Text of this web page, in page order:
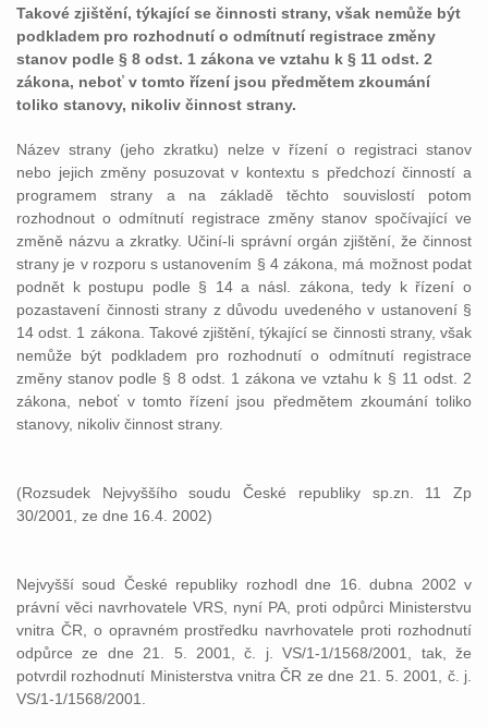
Takové zjištění, týkající se činnosti strany, však nemůže být
podkladem pro rozhodnutí o odmítnutí registrace změny
stanov podle § 8 odst. 1 zákona ve vztahu k § 11 odst. 2
zákona, neboť v tomto řízení jsou předmětem zkoumání
toliko stanovy, nikoliv činnost strany.
Název strany (jeho zkratku) nelze v řízení o registraci stanov
nebo jejich změny posuzovat v kontextu s předchozí činností a
programem strany a na základě těchto souvislostí potom
rozhodnout o odmítnutí registrace změny stanov spočívající ve
změně názvu a zkratky. Učiní-li správní orgán zjištění, že činnost
strany je v rozporu s ustanovením § 4 zákona, má možnost podat
podnět k postupu podle § 14 a násl. zákona, tedy k řízení o
pozastavení činnosti strany z důvodu uvedeného v ustanovení §
14 odst. 1 zákona. Takové zjištění, týkající se činnosti strany, však
nemůže být podkladem pro rozhodnutí o odmítnutí registrace
změny stanov podle § 8 odst. 1 zákona ve vztahu k § 11 odst. 2
zákona, neboť v tomto řízení jsou předmětem zkoumání toliko
stanovy, nikoliv činnost strany.
(Rozsudek Nejvyššího soudu České republiky sp.zn. 11 Zp
30/2001, ze dne 16.4. 2002)
Nejvyšší soud České republiky rozhodl dne 16. dubna 2002 v
právní věci navrhovatele VRS, nyní PA, proti odpůrci Ministerstvu
vnitra ČR, o opravném prostředku navrhovatele proti rozhodnutí
odpůrce ze dne 21. 5. 2001, č. j. VS/1-1/1568/2001, tak, že
potvrdil rozhodnutí Ministerstva vnitra ČR ze dne 21. 5. 2001, č. j.
VS/1-1/1568/2001.